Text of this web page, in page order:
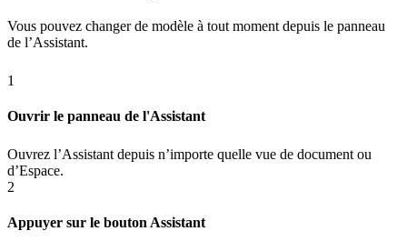
Vous pouvez changer de modèle à tout moment depuis le panneau
de l’Assistant.
1
Ouvrir le panneau de l'Assistant
Ouvrez l’Assistant depuis n’importe quelle vue de document ou
d’Espace.
2
Appuyer sur le bouton Assistant